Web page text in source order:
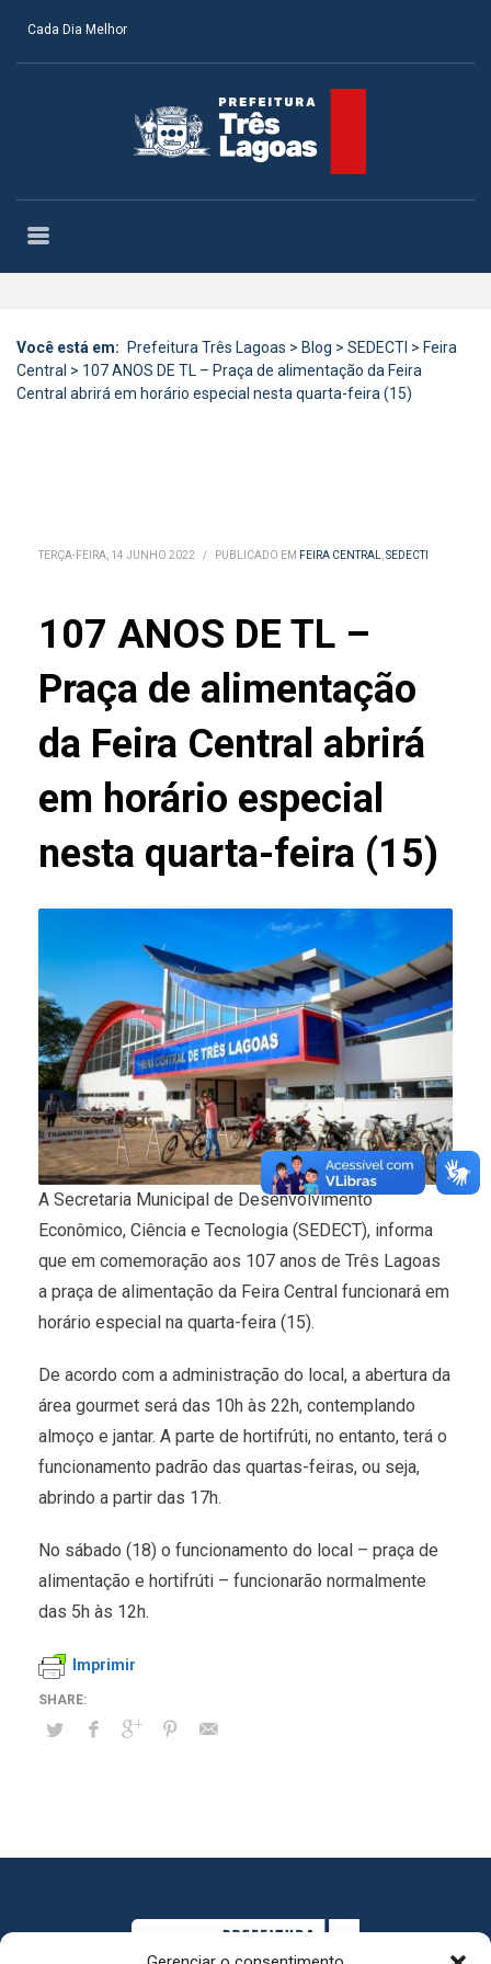
Cada Dia Melhor
Você está em: Prefeitura Três Lagoas > Blog > SEDECTI > Feira
Central > 107 ANOS DE TL – Praça de alimentação da Feira
Central abrirá em horário especial nesta quarta-feira (15)
TERÇA-FEIRA, 14 JUNHO 2022 / PUBLICADO EM FEIRA CENTRAL,SEDECTI
107 ANOS DE TL –
Praça de alimentação
da Feira Central abrirá
em horário especial
nesta quarta-feira (15)
A Secretaria Municipal de Desenvolvimento
Econômico, Ciência e Tecnologia (SEDECT), informa
que em comemoração aos 107 anos de Três Lagoas
a praça de alimentação da Feira Central funcionará em
horário especial na quarta-feira (15).
De acordo com a administração do local, a abertura da
área gourmet será das 10h às 22h, contemplando
almoço e jantar. A parte de hortifrúti, no entanto, terá o
funcionamento padrão das quartas-feiras, ou seja,
abrindo a partir das 17h.
No sábado (18) o funcionamento do local – praça de
alimentação e hortifrúti – funcionarão normalmente
das 5h às 12h.
Imprimir